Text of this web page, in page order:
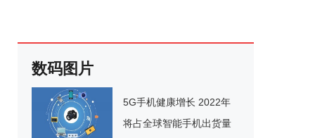
数码图片
5G手机健康增长 2022年
将占全球智能手机出货量